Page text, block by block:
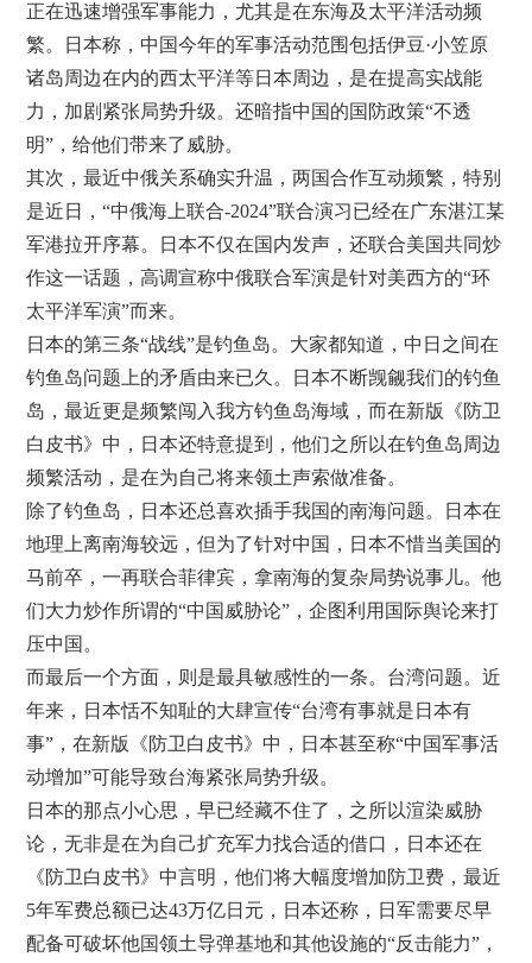
正在迅速增强军事能力，尤其是在东海及太平洋活动频
繁。日本称，中国今年的军事活动范围包括伊豆·小笠原
诸岛周边在内的西太平洋等日本周边，是在提高实战能
力，加剧紧张局势升级。还暗指中国的国防政策“不透
明”，给他们带来了威胁。
其次，最近中俄关系确实升温，两国合作互动频繁，特别
是近日，“中俄海上联合-2024”联合演习已经在广东湛江某
军港拉开序幕。日本不仅在国内发声，还联合美国共同炒
作这一话题，高调宣称中俄联合军演是针对美西方的“环
太平洋军演”而来。
日本的第三条“战线”是钓鱼岛。大家都知道，中日之间在
钓鱼岛问题上的矛盾由来已久。日本不断觊觎我们的钓鱼
岛，最近更是频繁闯入我方钓鱼岛海域，而在新版《防卫
白皮书》中，日本还特意提到，他们之所以在钓鱼岛周边
频繁活动，是在为自己将来领土声索做准备。
除了钓鱼岛，日本还总喜欢插手我国的南海问题。日本在
地理上离南海较远，但为了针对中国，日本不惜当美国的
马前卒，一再联合菲律宾，拿南海的复杂局势说事儿。他
们大力炒作所谓的“中国威胁论”，企图利用国际舆论来打
压中国。
而最后一个方面，则是最具敏感性的一条。台湾问题。近
年来，日本恬不知耻的大肆宣传“台湾有事就是日本有
事”，在新版《防卫白皮书》中，日本甚至称“中国军事活
动增加”可能导致台海紧张局势升级。
日本的那点小心思，早已经藏不住了，之所以渲染威胁
论，无非是在为自己扩充军力找合适的借口，日本还在
《防卫白皮书》中言明，他们将大幅度增加防卫费，最近
5年军费总额已达43万亿日元，日本还称，日军需要尽早
配备可破坏他国领土导弹基地和其他设施的“反击能力”，